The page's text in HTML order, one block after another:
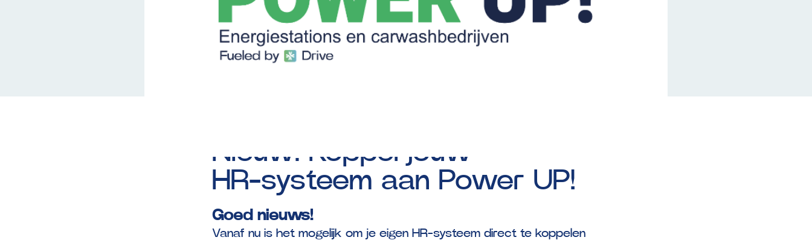
Nieuw: Koppel jouw
HR-systeem aan Power UP!
Goed nieuws!
Vanaf nu is het mogelijk om je eigen HR-systeem direct te koppelen